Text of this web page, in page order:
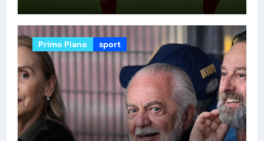
Primo Piano sport